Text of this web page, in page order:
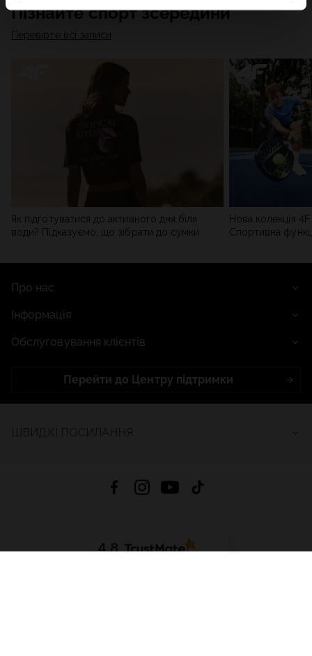
відповідності вмісту та вдосконалення рішень, які
пропонують наші партнери (наприклад, соціальні
мережі). Детальну інформацію можна знайти в нашій
та в розділі «Деталі».
Пізнайте спорт зсередини
Перевірте всі записи
Як підготуватися до активного дня біля
води? Підказуємо, що зібрати до сумки
Нова колекція
Спортивна
Про нас
Інформація
Обслуговування клієнтів
Перейти до Центру підтримки
4.8